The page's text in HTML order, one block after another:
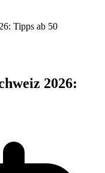
Tipps ab 50
2026: